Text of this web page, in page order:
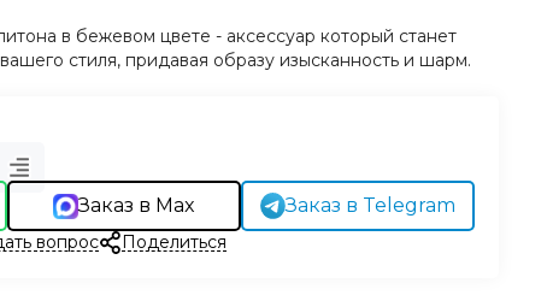
в бежевом цвете - аксессуар который станет
стиля, придавая образу изысканность и шарм.
Заказ в Max Заказ в Telegram
вопрос Поделиться